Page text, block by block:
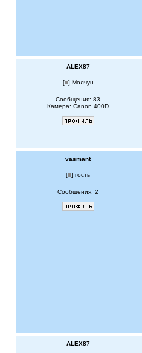
ALEX87
[ ] Молчун
Сообщения: 83
Камера: Canon 400D
vasmant
[ ] гость
Сообщения: 2
ALEX87